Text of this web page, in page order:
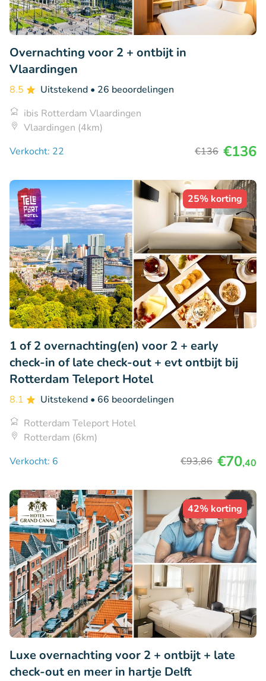
Overnachting voor 2 + ontbijt in
Vlaardingen
8.5 Uitstekend • 26 beoordelingen
ibis Rotterdam Vlaardingen
Vlaardingen (4km)
Verkocht: 22
€136 €136
25% korting
1 of 2 overnachting(en) voor 2 + early
check-in of late check-out + evt ontbijt bij
Rotterdam Teleport Hotel
8.1 Uitstekend • 66 beoordelingen
Rotterdam Teleport Hotel
Rotterdam (6km)
Verkocht: 6
€93,86 €70,40
42% korting
Luxe overnachting voor 2 + ontbijt + late
check-out en meer in hartje Delft